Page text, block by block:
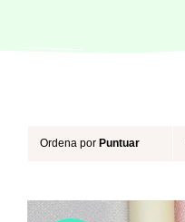
Ordena por Puntuar